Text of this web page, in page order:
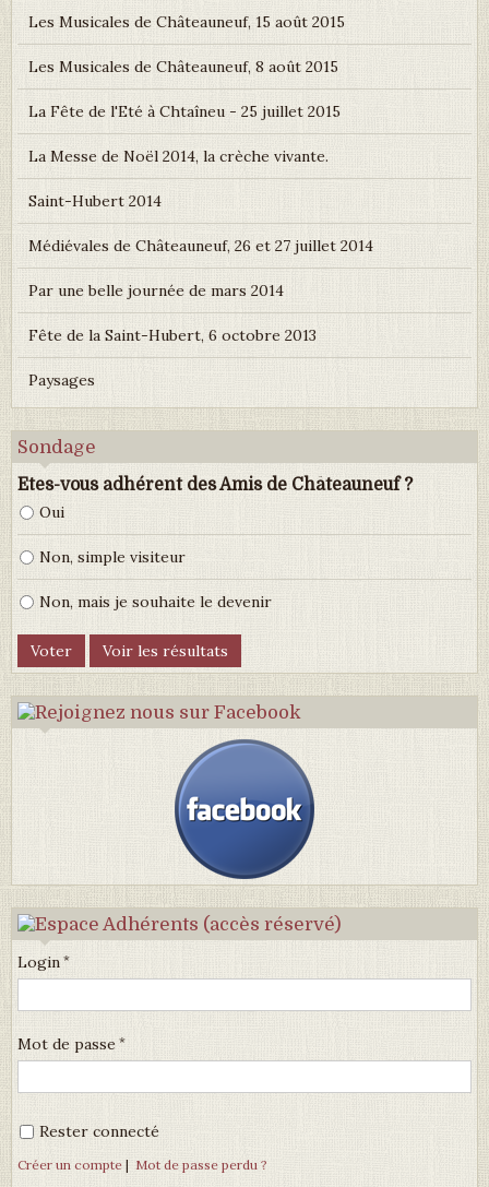
Les Musicales de Châteauneuf, 15 août 2015
Les Musicales de Châteauneuf, 8 août 2015
La Fête de l'Eté à Chtaîneu - 25 juillet 2015
La Messe de Noël 2014, la crèche vivante.
Saint-Hubert 2014
Médiévales de Châteauneuf, 26 et 27 juillet 2014
Par une belle journée de mars 2014
Fête de la Saint-Hubert, 6 octobre 2013
Paysages
Sondage
Etes-vous adhérent des Amis de Châteauneuf ?
Oui
Non, simple visiteur
Non, mais je souhaite le devenir
Login
Mot de passe
Rester connecté
Créer un compte | Mot de passe perdu ?